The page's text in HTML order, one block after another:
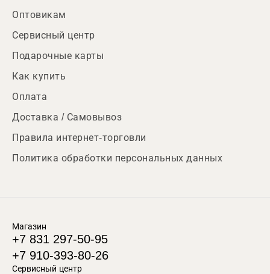
Оптовикам
Сервисный центр
Подарочные карты
Как купить
Оплата
Доставка / Самовывоз
Правила интернет-торговли
Политика обработки персональных данных
Магазин
+7 831 297-50-95
+7 910-393-80-26
Сервисный центр